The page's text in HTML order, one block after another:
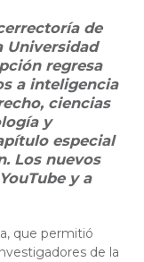
de
Universidad
regresa
a inteligencia
ciencias
y
especial
Los nuevos
y a
que permitió
de la